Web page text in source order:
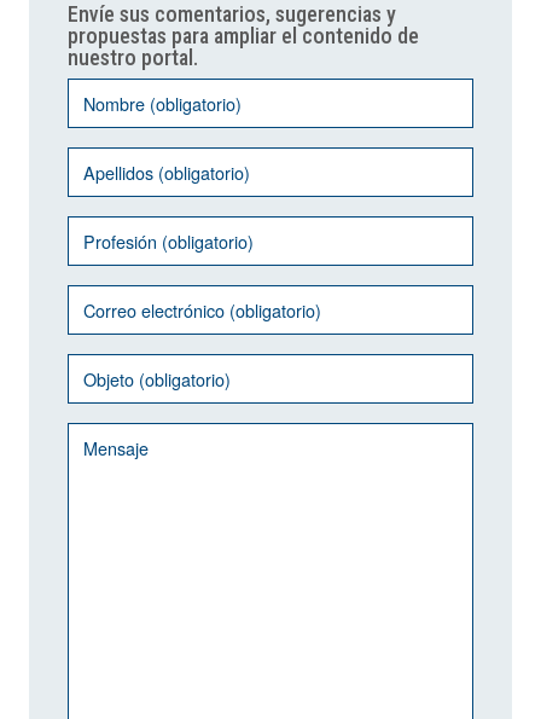
Envíe sus comentarios, sugerencias y
propuestas para ampliar el contenido de
nuestro portal.